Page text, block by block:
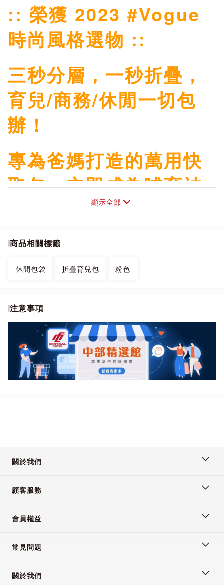
:: 榮獲 2023 #Vogue
時尚風格選物 ::
三秒分層，一秒折疊，
育兒/商務/休閒一切包
辦！
專為爸媽打造的萬用快
取包，立即成為哺育神
隊友 完美解決育兒時期
#物品多 #數量多 #種類
多 痛點，真正做到快取
百搭的全方位包款。
✨2 大創新：
間自由變化
包物件隨手拿
✨8 大細節特色：
顯示全部
商品相關標籤
休閒包袋 折疊育兒包 粉色
注意事項
關於我們
顧客服務
會員權益
常見問題
關於我們